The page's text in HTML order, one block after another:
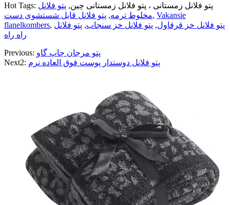
Hot Tags: پتو فلانل زمستانی ، پتو فلانل زمستانی چین, پتو فلانل
مخلوط ترمه, پتو فلانل قابل شستشوی دست , Vakansie
flanelkombers, پتو فلانل خز قرقاول, پتو فلانل خز سنجاب, پتو فلانل
راه راه
Previous: پتو مرجان چاپ گاو
Next2: پتو فلانل دوستدار پوست فوق العاده نرم